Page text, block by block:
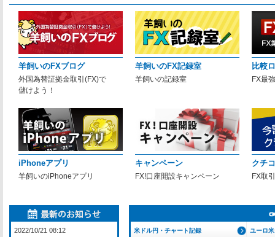
羊飼いのFXブログ
外国為替証拠金取引(FX)で
儲けよう！
羊飼いのFX記録室
羊飼いの記録室
比較
FX最
iPhoneアプリ
羊飼いのiPhoneアプリ
キャンペーン
FX!口座開設キャンペーン
クチ
FX取
米ドル円・チャート記録 ユーロ
2022/10/21 08:12